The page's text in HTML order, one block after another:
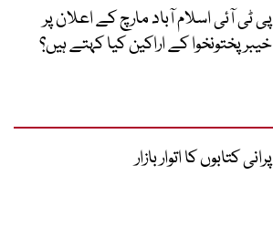
پی ٹی آئی اسلام آباد مارچ کے اعلان پر
خیبر پختونخوا کے اراکین کیا کہتے ہیں؟
پرانی کتابوں کا اتوار بازار